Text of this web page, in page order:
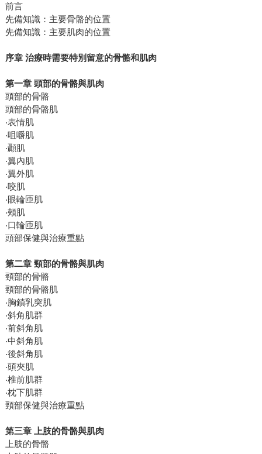
前言
先備知識：主要骨骼的位置
先備知識：主要肌肉的位置
序章 治療時需要特別留意的骨骼和肌肉
第一章 頭部的骨骼與肌肉
頭部的骨骼
頭部的骨骼肌
‧表情肌
‧咀嚼肌
‧顳肌
‧翼內肌
‧翼外肌
‧咬肌
‧眼輪匝肌
‧頰肌
‧口輪匝肌
頭部保健與治療重點
第二章 頸部的骨骼與肌肉
頸部的骨骼
頸部的骨骼肌
‧胸鎖乳突肌
‧斜角肌群
‧前斜角肌
‧中斜角肌
‧後斜角肌
‧頭夾肌
‧椎前肌群
‧枕下肌群
頸部保健與治療重點
第三章 上肢的骨骼與肌肉
上肢的骨骼